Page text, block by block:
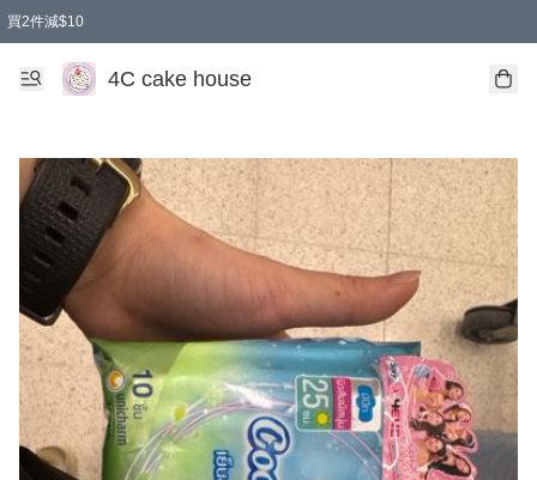
買2件減$10
任選兩件減$10
買兩盒減$10
買兩件減$10
買2件減$10
4C cake house